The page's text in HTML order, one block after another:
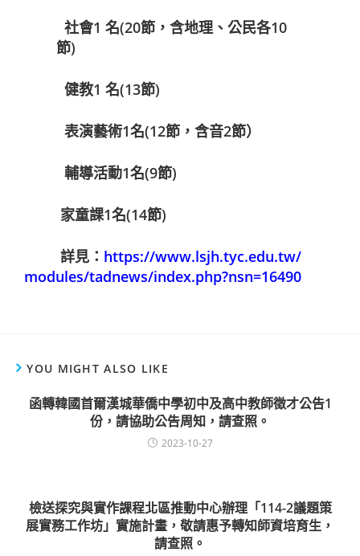
社會1 名(20節，含地理、公民各10
節)
健教1 名(13節)
表演藝術1名(12節，含音2節）
輔導活動1名(9節)
家童課1名(14節)
詳見： https://www.lsjh.tyc.edu.tw/
modules/tadnews/index.php?nsn=16490
YOU MIGHT ALSO LIKE
函轉韓國首爾漢城華僑中學初中及高中教師徵才公告1
份，請協助公告周知，請查照。
2023-10-27
檢送探究與實作課程北區推動中心辦理「114-2議題策
展實務工作坊」實施計畫，敬請惠予轉知師資培育生，
請查照。